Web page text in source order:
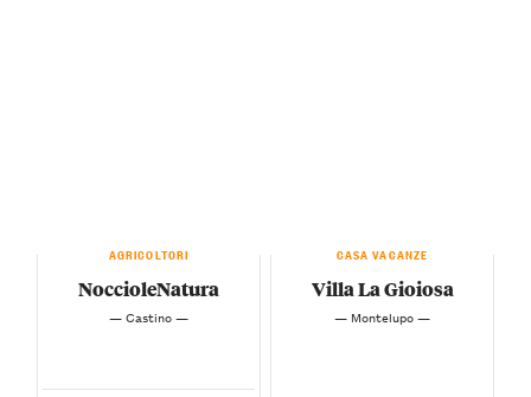
AGRICOLTORI
NoccioleNatura
— Castino —
CASA VACANZE
Villa La Gioiosa
— Montelupo —